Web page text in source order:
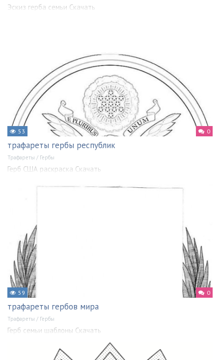
Эскиз герба семьи Скачать
53 0
трафареты гербы республик
Трафареты / Гербы
Герб США раскраска Скачать
59 0
трафареты гербов мира
Трафареты / Гербы
Герб семьи шаблоны Скачать